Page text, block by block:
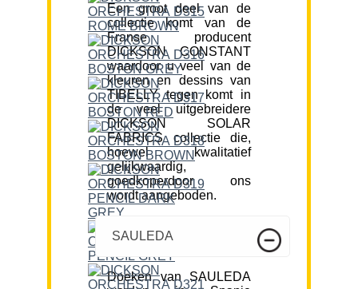
Een groot deel van de
collectie komt van de
Franse producent
DICKSON CONSTANT
waardoor u veel van de
kleuren en dessins van
TIBELLY tegen komt in
de veel uitgebreidere
DICKSON SOLAR
FABRICS collectie die,
hoewel kwalitatief
gelijkwaardig,
goedkoperdoor ons
wordt aangeboden.
SAULEDA
Doeken van SAULEDA